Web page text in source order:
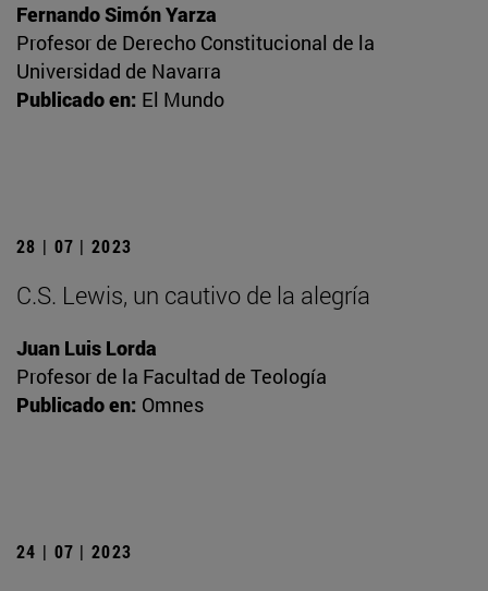
Fernando Simón Yarza
Profesor de Derecho Constitucional de la
Universidad de Navarra
Publicado en: El Mundo
28 | 07 | 2023
C.S. Lewis, un cautivo de la alegría
Juan Luis Lorda
Profesor de la Facultad de Teología
Publicado en: Omnes
24 | 07 | 2023